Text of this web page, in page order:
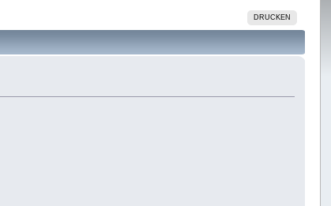
DRUCKEN